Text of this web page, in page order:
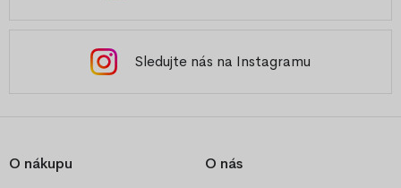
Sledujte nás na Instagramu
O nákupu O nás